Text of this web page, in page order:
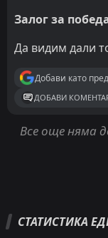
Залог за
Да видим дали
Добави като
ДОБАВИ
Все още няма
СТАТИСТИКА